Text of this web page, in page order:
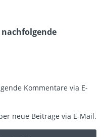
Kommentare via E-
neue Beiträge via E-Mail.